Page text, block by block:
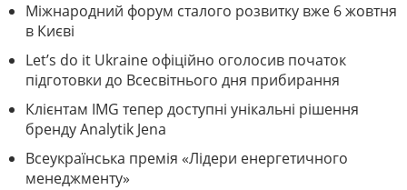
Міжнародний форум сталого розвитку вже 6 жовтня
в Києві
Let’s do it Ukraine офіційно оголосив початок
підготовки до Всесвітнього дня прибирання
Клієнтам IMG тепер доступні унікальні рішення
бренду Analytik Jena
Всеукраїнська премія «Лідери енергетичного
менеджменту»